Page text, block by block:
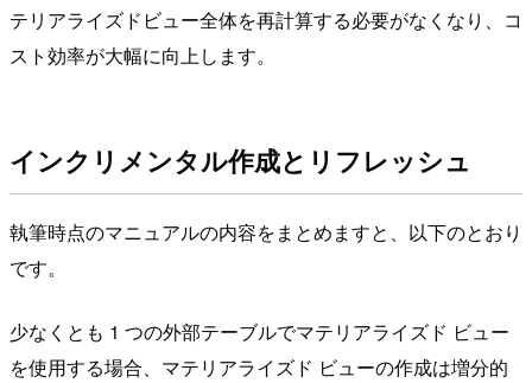
テリアライズドビュー全体を再計算する必要がなくなり、コ
スト効率が大幅に向上します。
インクリメンタル作成とリフレッシュ
執筆時点のマニュアルの内容をまとめますと、以下のとおり
です。
少なくとも 1 つの外部テーブルでマテリアライズド ビュー
を使用する場合、マテリアライズド ビューの作成は増分的